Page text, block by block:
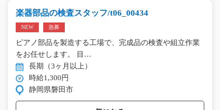
楽器部品の検査スタッフ/t06_00434
NEW 急募
ピアノ部品を製造する工場で、完成品の検査や組立作業
をお任せします。 目…
長期（3ヶ月以上）
時給1,300円
静岡県磐田市